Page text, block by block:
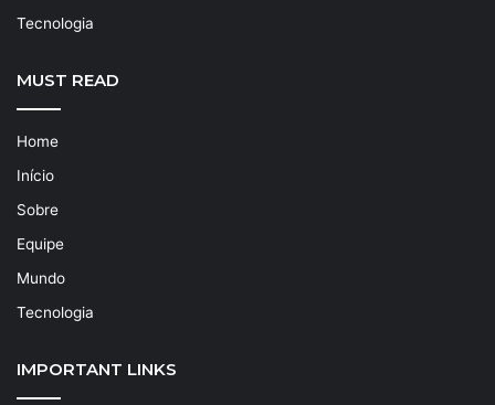
Tecnologia
MUST READ
Home
Início
Sobre
Equipe
Mundo
Tecnologia
IMPORTANT LINKS